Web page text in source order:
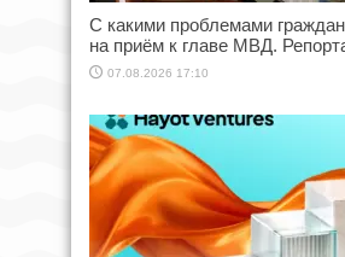
С какими проблемами
на приём к главе МВД.
07.08.2026 17:10